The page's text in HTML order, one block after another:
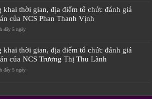
khai thời gian, địa điểm tổ chức đánh giá
của NCS Phan Thanh Vịnh
đây 5 ngày
khai thời gian, địa điểm tổ chức đánh giá
của NCS Trương Thị Thu Lành
đây 5 ngày